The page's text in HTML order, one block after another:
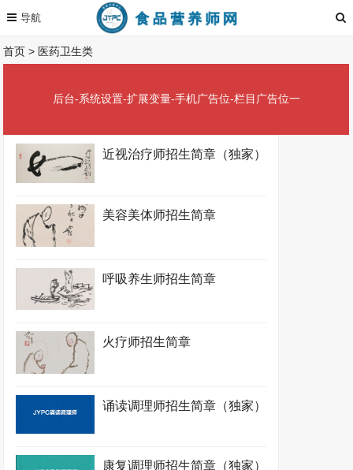
首页 > 医药卫生类
后台-系统设置-扩展变量-手机广告位-栏目广告位一
近视治疗师招生简章（独家）
美容美体师招生简章
呼吸养生师招生简章
火疗师招生简章
诵读调理师招生简章（独家）
康复调理师招生简章（独家）